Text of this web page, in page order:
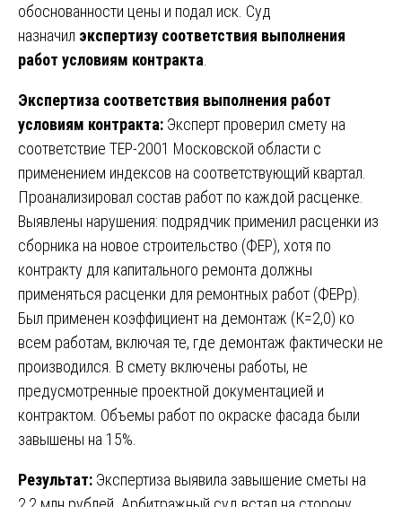
обоснованности цены и подал иск. Суд
назначил экспертизу соответствия выполнения
работ условиям контракта
Экспертиза соответствия выполнения работ
условиям контракта: Эксперт проверил смету на
соответствие ТЕР-2001 Московской области с
применением индексов на соответствующий квартал.
Проанализировал состав работ по каждой расценке.
Выявлены нарушения: подрядчик применил расценки из
сборника на новое строительство (ФЕР), хотя по
контракту для капитального ремонта должны
применяться расценки для ремонтных работ (ФЕРр).
Был применен коэффициент на демонтаж (К=2,0) ко
всем работам, включая те, где демонтаж фактически не
производился. В смету включены работы, не
предусмотренные проектной документацией и
контрактом. Объемы работ по окраске фасада были
завышены на 15%.
Результат: Экспертиза выявила завышение сметы на